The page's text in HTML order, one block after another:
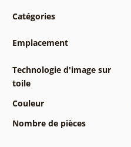
Catégories
Emplacement
Technologie d'image sur
toile
Couleur
Nombre de pièces